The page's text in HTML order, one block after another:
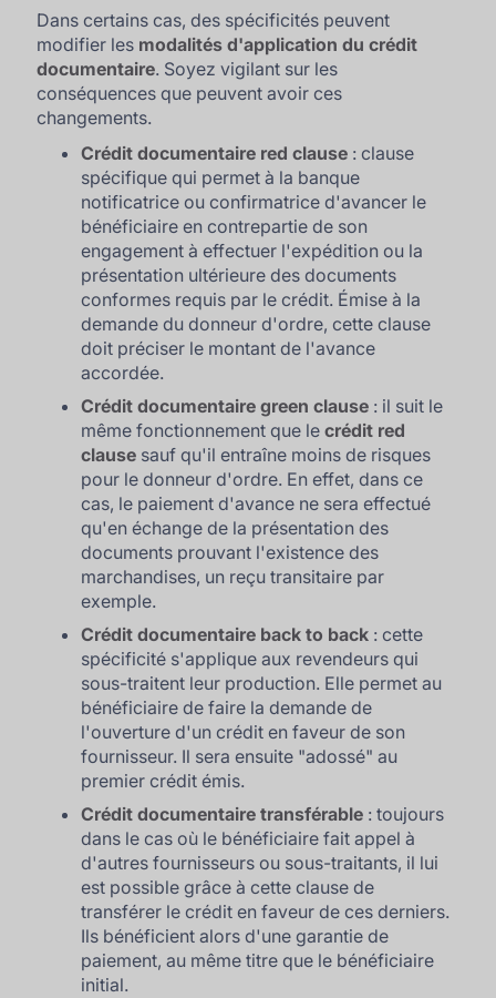
Dans certains cas, des spécificités peuvent
modifier les modalités d'application du crédit
documentaire. Soyez vigilant sur les
conséquences que peuvent avoir ces
changements.
Crédit documentaire red clause : clause
spécifique qui permet à la banque
notificatrice ou confirmatrice d'avancer le
bénéficiaire en contrepartie de son
engagement à effectuer l'expédition ou la
présentation ultérieure des documents
conformes requis par le crédit. Émise à la
demande du donneur d'ordre, cette clause
doit préciser le montant de l'avance
accordée.
Crédit documentaire green clause : il suit le
même fonctionnement que lecrédit red
clause sauf qu'il entraîne moins de risques
pour le donneur d'ordre. En effet, dans ce
cas, le paiement d'avance ne sera effectué
qu'en échange de la présentation des
documents prouvant l'existence des
marchandises, un reçu transitaire par
exemple.
Crédit documentaire back to back : cette
spécificité s'applique aux revendeurs qui
sous-traitent leur production. Elle permet au
bénéficiaire de faire la demande de
l'ouverture d'un crédit en faveur de son
fournisseur. Il sera ensuite "adossé" au
premier crédit émis.
Crédit documentaire transférable : toujours
dans le cas où le bénéficiaire fait appel à
d'autres fournisseurs ou sous-traitants, il lui
est possible grâce à cette clause de
transférer le crédit en faveur de ces derniers.
Ils bénéficient alors d'une garantie de
paiement, au même titre que le bénéficiaire
initial.